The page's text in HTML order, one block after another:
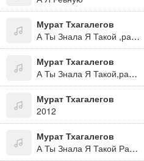
Мурат Тхагалегов
А Ты Знала Я Такой ,равнодушный И Плохой
Мурат Тхагалегов
А Ты Знала Я Такой,равнодушный И Плохой*
Мурат Тхагалегов
2012
Мурат Тхагалегов
А Ты Знала Я Такой Равнодушный И Плохой